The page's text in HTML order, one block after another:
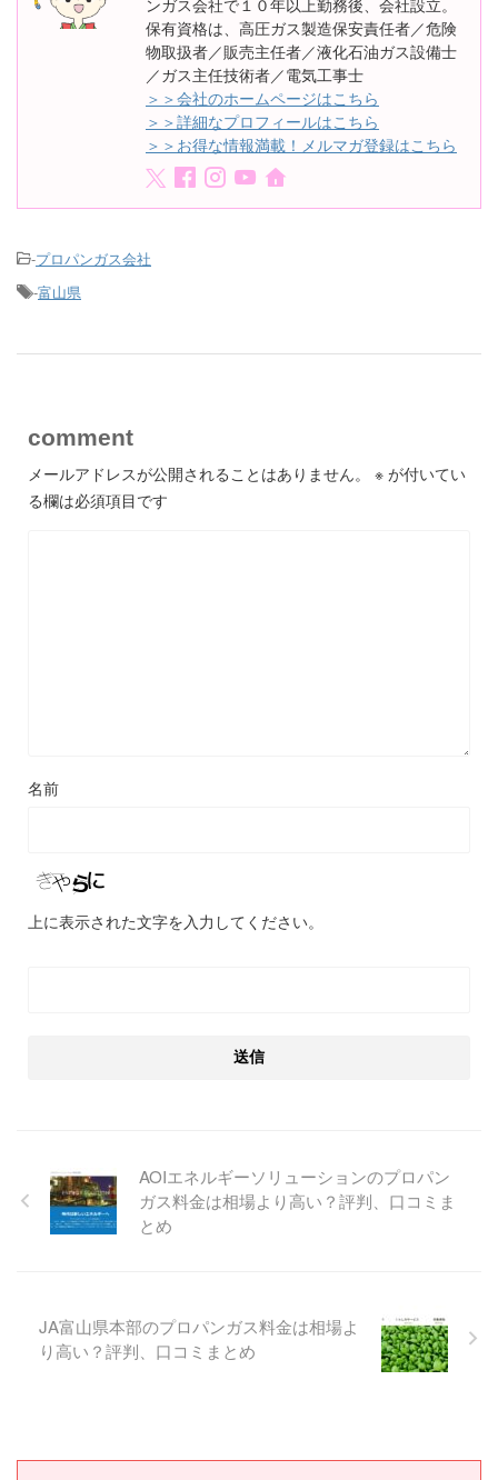
保有資格は、高圧ガス製造保安責任者／危険
物取扱者／販売主任者／液化石油ガス設備士
／ガス主任技術者／電気工事士
＞＞会社のホームページはこちら
＞＞詳細なプロフィールはこちら
＞＞お得な情報満載！メルマガ登録はこちら
-プロパンガス会社
-富山県
comment
メールアドレスが公開されることはありません。 ※ が付いてい
る欄は必須項目です
名前
上に表示された文字を入力してください。
AOIエネルギーソリューションのプロパン
ガス料金は相場より高い？評判、口コミま
とめ
JA富山県本部のプロパンガス料金は相場よ
り高い？評判、口コミまとめ